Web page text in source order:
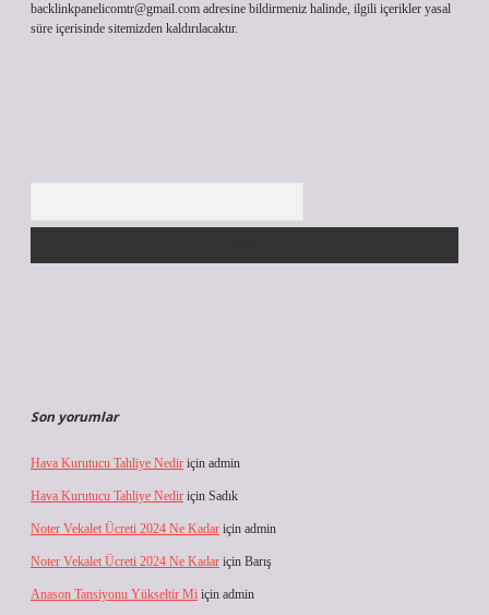
backlinkpanelicomtr@gmail.com adresine bildirmeniz halinde, ilgili içerikler yasal
süre içerisinde sitemizden kaldırılacaktır.
Son yorumlar
Hava Kurutucu Tahliye Nedir için admin
Hava Kurutucu Tahliye Nedir için Sadık
Noter Vekalet Ücreti 2024 Ne Kadar için admin
Noter Vekalet Ücreti 2024 Ne Kadar için Barış
Anason Tansiyonu Yükseltir Mi için admin